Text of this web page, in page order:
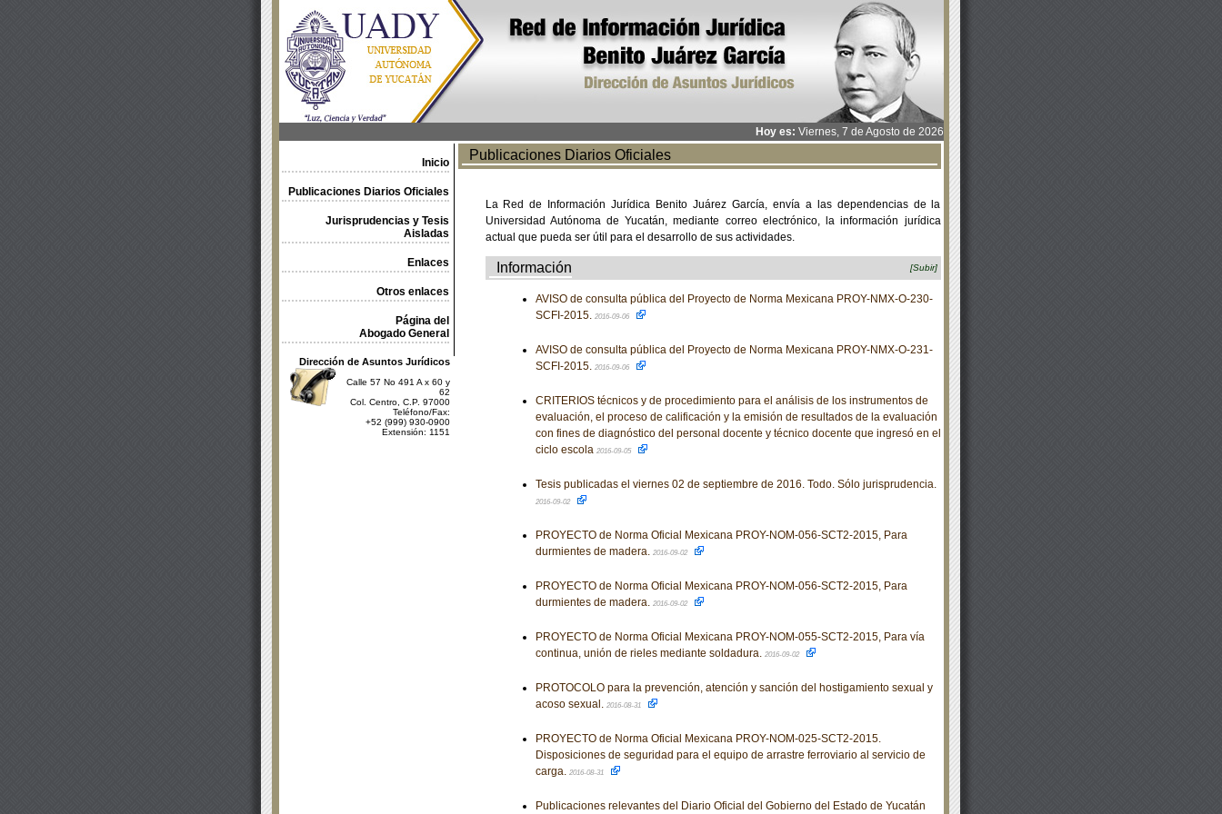
Hoy es: Viernes, 7 de Agosto de 2026
Inicio
Publicaciones Diarios Oficiales
Jurisprudencias y Tesis
Aisladas
Enlaces
Otros enlaces
Página del
Abogado General
Dirección de Asuntos Jurídicos
Calle 57 No 491 A x 60 y
62
Col. Centro, C.P. 97000
Teléfono/Fax:
+52 (999) 930-0900
Extensión: 1151
Publicaciones Diarios Oficiales
La Red de Información Jurídica Benito Juárez García, envía a las dependencias de la
Universidad Autónoma de Yucatán, mediante correo electrónico, la información jurídica
actual que pueda ser útil para el desarrollo de sus actividades.
Información [Subir]
AVISO de consulta pública del Proyecto de Norma Mexicana PROY-NMX-O-230-
SCFI-2015. 2016-09-06
AVISO de consulta pública del Proyecto de Norma Mexicana PROY-NMX-O-231-
SCFI-2015. 2016-09-06
CRITERIOS técnicos y de procedimiento para el análisis de los instrumentos de
evaluación, el proceso de calificación y la emisión de resultados de la evaluación
con fines de diagnóstico del personal docente y técnico docente que ingresó en el
ciclo escola 2016-09-05
Tesis publicadas el viernes 02 de septiembre de 2016. Todo. Sólo jurisprudencia.
2016-09-02
PROYECTO de Norma Oficial Mexicana PROY-NOM-056-SCT2-2015, Para
durmientes de madera. 2016-09-02
PROYECTO de Norma Oficial Mexicana PROY-NOM-056-SCT2-2015, Para
durmientes de madera. 2016-09-02
PROYECTO de Norma Oficial Mexicana PROY-NOM-055-SCT2-2015, Para vía
continua, unión de rieles mediante soldadura. 2016-09-02
PROTOCOLO para la prevención, atención y sanción del hostigamiento sexual y
acoso sexual. 2016-08-31
PROYECTO de Norma Oficial Mexicana PROY-NOM-025-SCT2-2015.
Disposiciones de seguridad para el equipo de arrastre ferroviario al servicio de
carga. 2016-08-31
Publicaciones relevantes del Diario Oficial del Gobierno del Estado de Yucatán